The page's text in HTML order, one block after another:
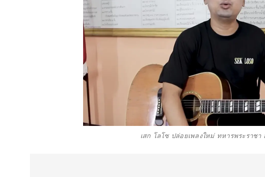
เสก โลโซ ปล่อยเพลงใหม่ ทหารพระราชา